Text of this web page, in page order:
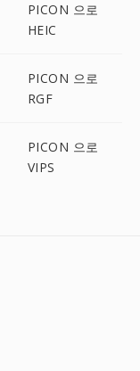
PICON 으로
HEIC
PICON 으로
RGF
PICON 으로
VIPS